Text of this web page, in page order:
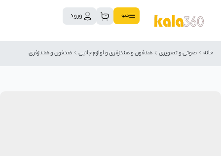
منو ورود
خانه صوتی و تصویری هدفون و هندزفری و لوازم جانبی هدفون و هندزفری